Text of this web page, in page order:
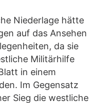
Niederlage hätte
auf das Ansehen
da sie
Militärhilfe
in einem
Im Gegensatz
Sieg die westliche